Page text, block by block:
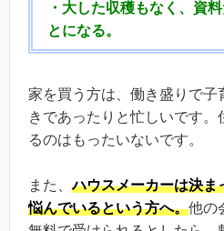
・大した収穫もなく、資
とになる。
家を買う方は、働き盛りで子
きであったりと忙しいです
るのはもったいないです。
また、ハウスメーカーは決ま
悩んでいるという方へ。他の